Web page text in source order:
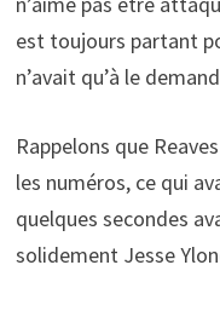
est toujours partant
n’avait qu’à le
Rappelons que
les numéros, ce qui
quelques secondes
solidement Jesse